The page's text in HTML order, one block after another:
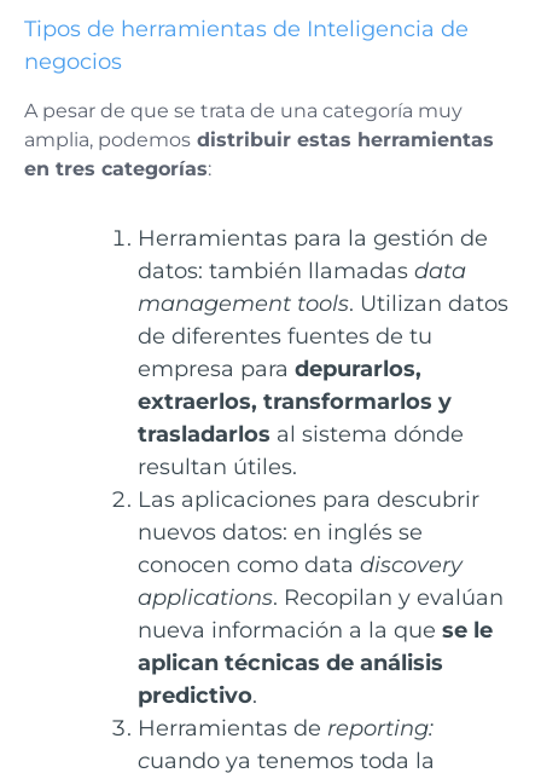
Tipos de herramientas de Inteligencia de
negocios
A pesar de que se trata de una categoría muy
amplia, podemos distribuir estas herramientas
en tres categorías:
Herramientas para la gestión de
datos: también llamadas data
management tools. Utilizan datos
de diferentes fuentes de tu
empresa para depurarlos,
extraerlos, transformarlos y
trasladarlos al sistema dónde
resultan útiles.
Las aplicaciones para descubrir
nuevos datos: en inglés se
conocen como data discovery
applications. Recopilan y evalúan
nueva información a la que se le
aplican técnicas de análisis
predictivo.
Herramientas de reporting:
cuando ya tenemos toda la